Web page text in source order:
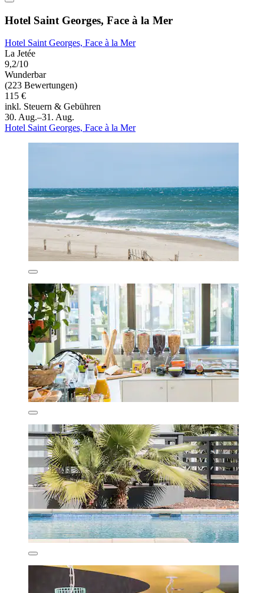
Hotel Saint Georges, Face à la Mer
Hotel Saint Georges, Face à la Mer
La Jetée
9,2/10
Wunderbar
(223 Bewertungen)
115 €
inkl. Steuern & Gebühren
30. Aug.–31. Aug.
Hotel Saint Georges, Face à la Mer